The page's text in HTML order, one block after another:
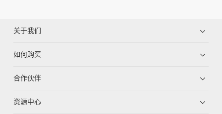
关于我们
如何购买
合作伙伴
资源中心